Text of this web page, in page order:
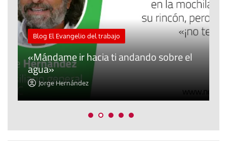
Blog El Evangelio del trabajo
«Mándame ir hacia ti andando sobre el
agua»
Jorge Hernández